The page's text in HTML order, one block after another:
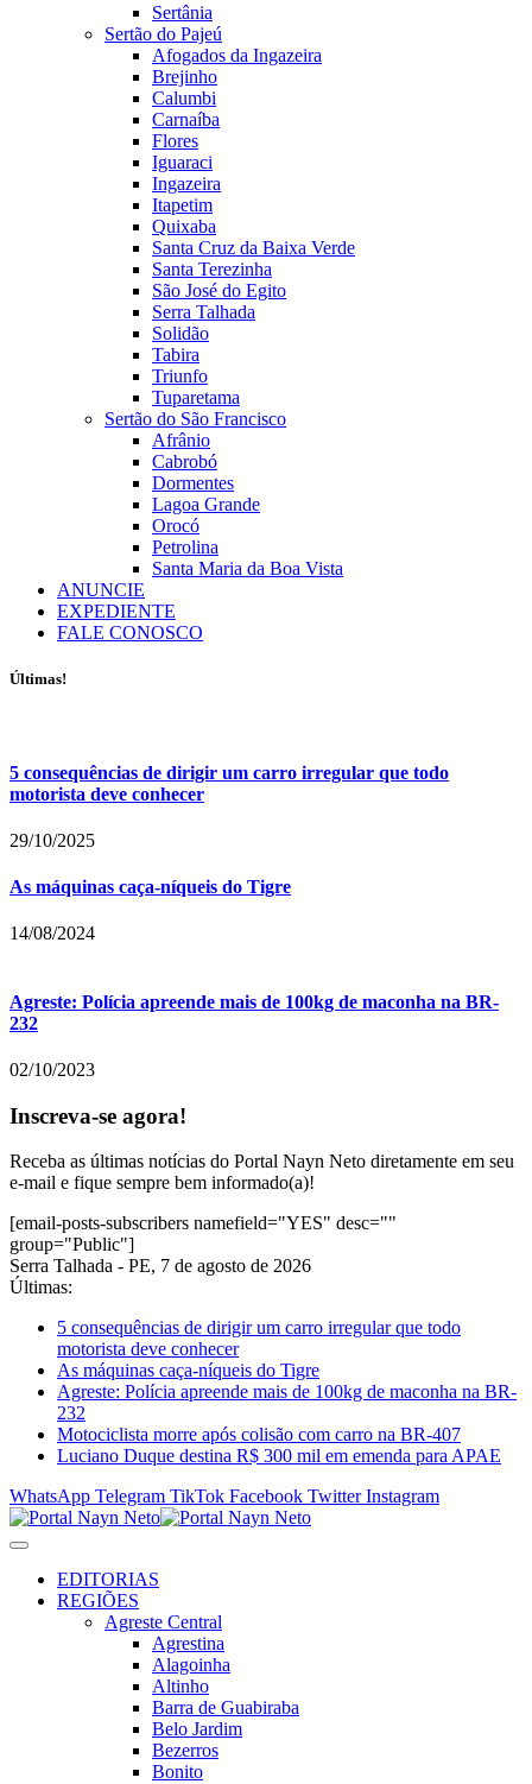
Sertânia
Sertão do Pajeú
Afogados da Ingazeira
Brejinho
Calumbi
Carnaíba
Flores
Iguaraci
Ingazeira
Itapetim
Quixaba
Santa Cruz da Baixa Verde
Santa Terezinha
São José do Egito
Serra Talhada
Solidão
Tabira
Triunfo
Tuparetama
Sertão do São Francisco
Afrânio
Cabrobó
Dormentes
Lagoa Grande
Orocó
Petrolina
Santa Maria da Boa Vista
ANUNCIE
EXPEDIENTE
FALE CONOSCO
Últimas!
5 consequências de dirigir um carro irregular que todo
motorista deve conhecer
29/10/2025
As máquinas caça-níqueis do Tigre
14/08/2024
Agreste: Polícia apreende mais de 100kg de maconha na BR-
232
02/10/2023
Inscreva-se agora!
Receba as últimas notícias do Portal Nayn Neto diretamente em seu
e-mail e fique sempre bem informado(a)!
[email-posts-subscribers namefield="YES" desc=""
group="Public"]
Serra Talhada - PE, 7 de agosto de 2026
Últimas:
5 consequências de dirigir um carro irregular que todo
motorista deve conhecer
As máquinas caça-níqueis do Tigre
Agreste: Polícia apreende mais de 100kg de maconha na BR-
232
Motociclista morre após colisão com carro na BR-407
Luciano Duque destina R$ 300 mil em emenda para APAE
WhatsApp Telegram TikTok Facebook Twitter Instagram
EDITORIAS
REGIÕES
Agreste Central
Agrestina
Alagoinha
Altinho
Barra de Guabiraba
Belo Jardim
Bezerros
Bonito